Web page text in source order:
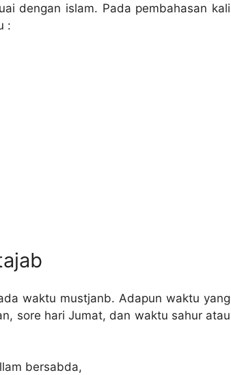
dengan islam. Pada pembahasan kali
:
waktu mustjanb. Adapun waktu yang
sore hari Jumat, dan waktu sahur atau
bersabda,